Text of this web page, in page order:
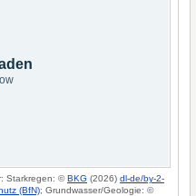
Starkregen: ©BKG (2026) dl-de/by-2-
(BfN); Grundwasser/Geologie: ©